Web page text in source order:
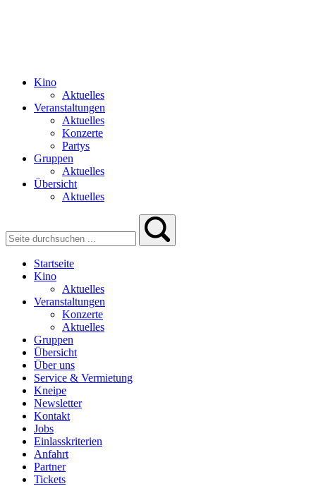
Kino
Aktuelles
Veranstaltungen
Aktuelles
Konzerte
Partys
Gruppen
Aktuelles
Übersicht
Aktuelles
Startseite
Kino
Aktuelles
Veranstaltungen
Konzerte
Aktuelles
Gruppen
Übersicht
Über uns
Service & Vermietung
Kneipe
Newsletter
Kontakt
Jobs
Einlasskriterien
Anfahrt
Partner
Tickets